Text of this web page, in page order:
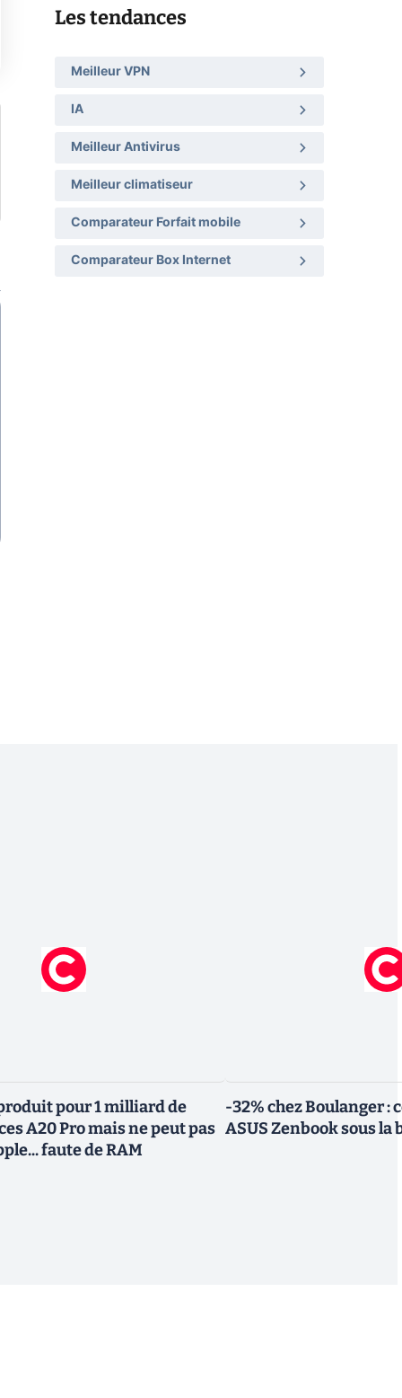
Les tendances
Meilleur VPN
IA
Meilleur Antivirus
Meilleur climatiseur
Comparateur Forfait mobile
Comparateur Box Internet
pour 1 milliard de
A20 Pro mais ne peut pas
faute de RAM
-32% chez Boulanger :
ASUS Zenbook sous la